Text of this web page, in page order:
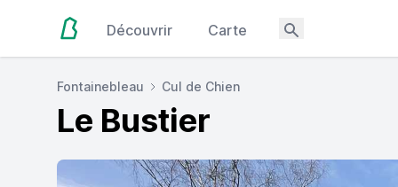
Découvrir Carte
Fontainebleau Cul de Chien
Le Bustier